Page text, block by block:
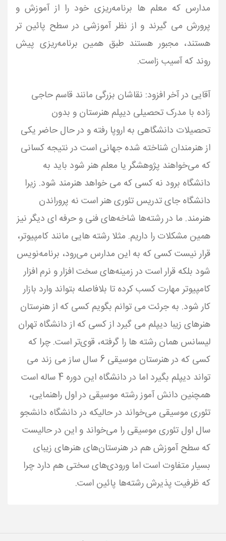
مدارس که معلم ها برنامه‌ریزی خود را از آموزش و
پرورش می گیرند و از نظر آموزشی در سطح پائین تر
هستند، مجبور هستند طبق همین برنامه‌ریزی پیش
روند که آسیب زاست.
آقایی در آخر افزود: نقاشان بزرگی مانند قاسم حاجی
زاده با مدرک تحصیلی دیپلم هنرستان و بدون
تحصیلات دانشگاهی به اروپا رفته و در حال حاضر یکی
از هنرمندان شناخته شده جهانی است در نتیجه کسانی
که می‌خواهند پژوهشگر یا معلم هنر شود باید به
دانشگاه برود نه کسی که می خواهد هنرمند شود. زیرا
دانشگاه جای تدریس تئوری هنر است نه پروراندن
هنرمند. ما در رشته‌ها شاخه‌های فنی و حرفه ای دیگر نیز
همین مشکلات را داریم. مثلا رشته هایی مانند کامپیوتر،
قرار نیست کسی که به این مدارس می‌رود، برنامه‌نویس
شود بلکه قرار است در زمینه‌های سخت افزار و نرم افزار
کامپیوتر مهارت کسب کرده تا بلافاصله بتواند وارد بازار
کار شود. به جرئت می توانم بگویم کسی که از هنرستان
هنرهای زیبا دیپلم می گیرد از کسی که از دانشگاه تهران
لیسانس همان رشته ها را گرفته، قوی‌تر است. چرا که
کسی که در هنرستان موسیقی 6 سال ساز می زند می
تواند دیپلم بگیرد اما در دانشگاه این دوره 4 ساله است
همچنین دانش آموز رشته موسیقی در اول راهنمایی،
تئوری موسیقی می‌خواند در حالیکه در دانشگاه دانشجو
سال اول تئوری موسیقی را می‌خواند و این در حالیست
که سطح آموزش هم در هنرستان‌های هنرهای زیبای
بسیار متفاوت است اما ورودی‌های سختی هم دارد چرا
که ظرفیت پذیرش رشته‌ها پائین است.